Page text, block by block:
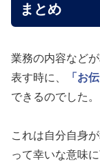
まとめ
業務の内容など
表す時に、
「お
できるのでした。
これは自分自身
って幸いな意味